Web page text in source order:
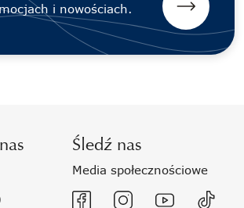
i nowościach.
Śledź nas
Media społecznościowe